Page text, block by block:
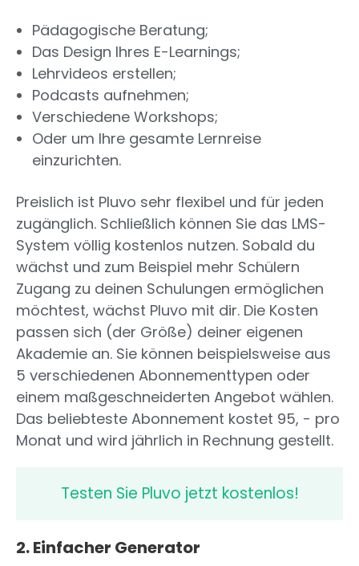
Pädagogische Beratung;
Das Design Ihres E-Learnings;
Lehrvideos erstellen;
Podcasts aufnehmen;
Verschiedene Workshops;
Oder um Ihre gesamte Lernreise
einzurichten.
Preislich ist Pluvo sehr flexibel und für jeden
zugänglich. Schließlich können Sie das LMS-
System völlig kostenlos nutzen. Sobald du
wächst und zum Beispiel mehr Schülern
Zugang zu deinen Schulungen ermöglichen
möchtest, wächst Pluvo mit dir. Die Kosten
passen sich (der Größe) deiner eigenen
Akademie an. Sie können beispielsweise aus
5 verschiedenen Abonnementtypen oder
einem maßgeschneiderten Angebot wählen.
Das beliebteste Abonnement kostet 95, - pro
Monat und wird jährlich in Rechnung gestellt.
Testen Sie Pluvo jetzt kostenlos!
2. Einfacher Generator